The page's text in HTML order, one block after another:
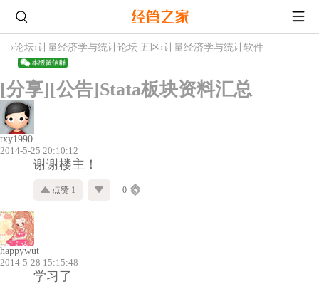
›论坛›计量经济学与统计论坛 五区 ›计量经济学与统计软件
[分享][公告]Stata板块资料汇总
txy1990
2014-5-25 20:10:12
谢谢楼主！
点赞 1 0
happywut
2014-5-28 15:15:48
学习了